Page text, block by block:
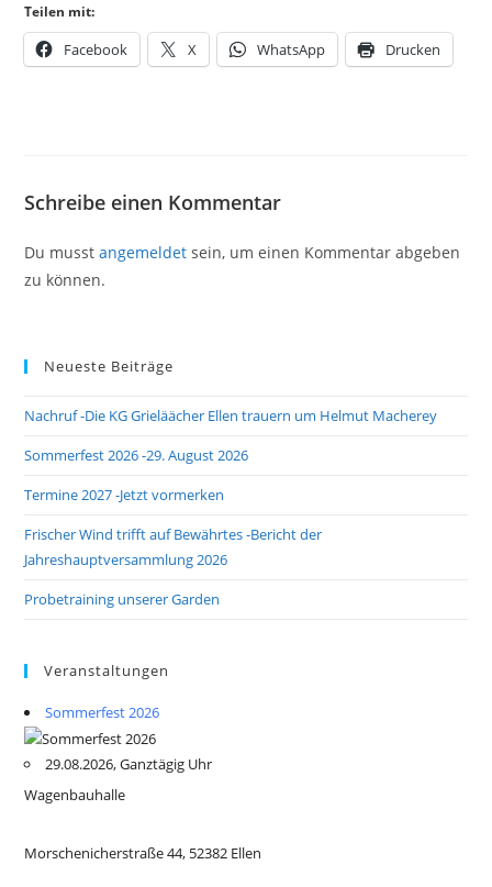
Teilen mit:
Facebook X WhatsApp Drucken
Schreibe einen Kommentar
Du musstangemeldet sein, um einen Kommentar abgeben
zu können.
Neueste Beiträge
Nachruf -Die KG Grieläächer Ellen trauern um Helmut Macherey
Sommerfest 2026 -29. August 2026
Termine 2027 -Jetzt vormerken
Frischer Wind trifft auf Bewährtes -Bericht der
Jahreshauptversammlung 2026
Probetraining unserer Garden
Veranstaltungen
Sommerfest 2026
29.08.2026, Ganztägig Uhr
Wagenbauhalle
Morschenicherstraße 44, 52382 Ellen